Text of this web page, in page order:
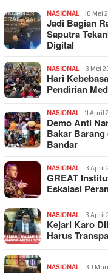
NASIONAL 10 Mei
Jadi Bagian
Saputra
Digital
NASIONAL 3 Mei
Hari
Pendirian
NASIONAL 11 April
Demo Anti
Bakar
Bandar
NASIONAL 3 April
GREAT
Eskalasi
NASIONAL 3 April
Kejari Karo
Harus
NASIONAL 30